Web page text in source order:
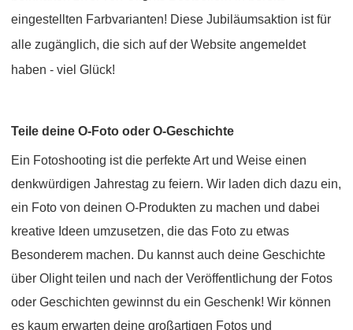
eingestellten Farbvarianten! Diese Jubiläumsaktion ist für
alle zugänglich, die sich auf der Website angemeldet
haben - viel Glück!
Teile deine O-Foto oder O-Geschichte
Ein Fotoshooting ist die perfekte Art und Weise einen
denkwürdigen Jahrestag zu feiern. Wir laden dich dazu ein,
ein Foto von deinen O-Produkten zu machen und dabei
kreative Ideen umzusetzen, die das Foto zu etwas
Besonderem machen. Du kannst auch deine Geschichte
über Olight teilen und nach der Veröffentlichung der Fotos
oder Geschichten gewinnst du ein Geschenk! Wir können
es kaum erwarten deine großartigen Fotos und